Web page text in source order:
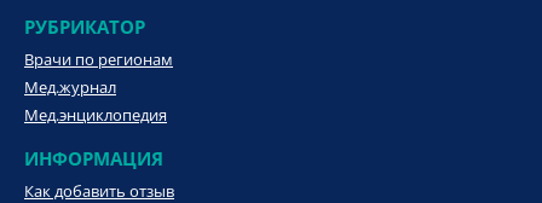
РУБРИКАТОР
Врачи по регионам
Мед.журнал
Мед.энциклопедия
ИНФОРМАЦИЯ
Как добавить отзыв